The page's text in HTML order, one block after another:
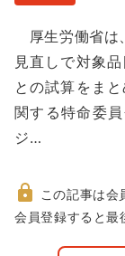
に
動
厚生労働省は
見直しで対象
との試算をま
関する特命委
ジ…
非
この記事は会
会員登録すると最